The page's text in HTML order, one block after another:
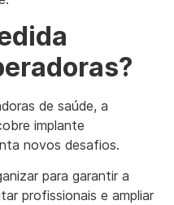
de saúde, a
implante
novos desafios.
para garantir a
profissionais e ampliar